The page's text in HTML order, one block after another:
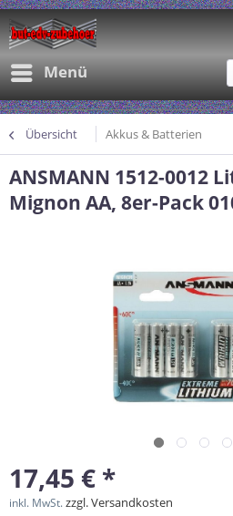
Menü
Übersicht Akkus & Batterien
ANSMANN 1512-0012
Mignon AA, 8er-Pack
17,45 € *
inkl. MwSt.zzgl. Versandkosten